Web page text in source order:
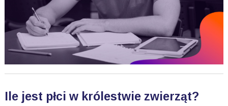
Ile jest płci w królestwie zwierząt?